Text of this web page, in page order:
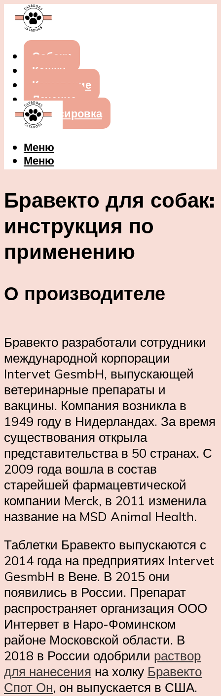
Собаки
Кошки
Кормление
Лечение
Дрессировка
Меню
Меню
Бравекто для собак:
инструкция по
применению
О производителе
Бравекто разработали сотрудники
международной корпорации
Intervet GesmbH, выпускающей
ветеринарные препараты и
вакцины. Компания возникла в
1949 году в Нидерландах. За время
существования открыла
представительства в 50 странах. С
2009 года вошла в состав
старейшей фармацевтической
компании Merck, в 2011 изменила
название на MSD Animal Health.
Таблетки Бравекто выпускаются с
2014 года на предприятиях Intervet
GesmbH в Вене. В 2015 они
появились в России. Препарат
распространяет организация ООО
Интервет в Наро-Фоминском
районе Московской области. В
2018 в России одобрили раствор
для нанесения на холку Бравекто
Спот Он, он выпускается в США.